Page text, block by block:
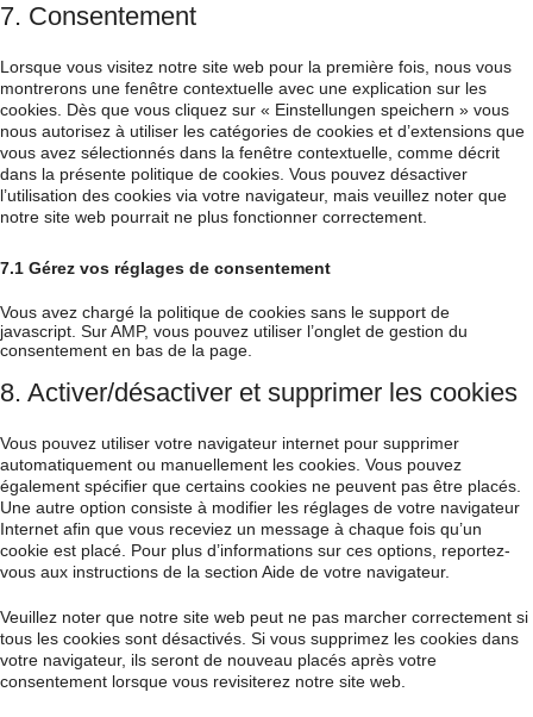
7. Consentement
Lorsque vous visitez notre site web pour la première fois, nous vous
montrerons une fenêtre contextuelle avec une explication sur les
cookies. Dès que vous cliquez sur « Einstellungen speichern » vous
nous autorisez à utiliser les catégories de cookies et d’extensions que
vous avez sélectionnés dans la fenêtre contextuelle, comme décrit
dans la présente politique de cookies. Vous pouvez désactiver
l’utilisation des cookies via votre navigateur, mais veuillez noter que
notre site web pourrait ne plus fonctionner correctement.
7.1 Gérez vos réglages de consentement
Vous avez chargé la politique de cookies sans le support de
javascript. Sur AMP, vous pouvez utiliser l’onglet de gestion du
consentement en bas de la page.
8. Activer/désactiver et supprimer les cookies
Vous pouvez utiliser votre navigateur internet pour supprimer
automatiquement ou manuellement les cookies. Vous pouvez
également spécifier que certains cookies ne peuvent pas être placés.
Une autre option consiste à modifier les réglages de votre navigateur
Internet afin que vous receviez un message à chaque fois qu’un
cookie est placé. Pour plus d’informations sur ces options, reportez-
vous aux instructions de la section Aide de votre navigateur.
Veuillez noter que notre site web peut ne pas marcher correctement si
tous les cookies sont désactivés. Si vous supprimez les cookies dans
votre navigateur, ils seront de nouveau placés après votre
consentement lorsque vous revisiterez notre site web.